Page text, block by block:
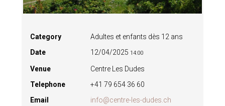
Category
Adultes et enfants dès 12 ans
Date
12/04/2025 14:00
Venue
Centre Les Dudes
Telephone
+41 79 654 36 60
Email
info@centre-les-dudes.ch